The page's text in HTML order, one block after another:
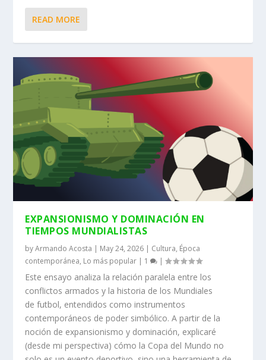
READ MORE
EXPANSIONISMO Y DOMINACIÓN EN
TIEMPOS MUNDIALISTAS
byArmando Acosta | May 24, 2026 | Cultura, Época
contemporánea, Lo más popular | 1 |
Este ensayo analiza la relación paralela entre los
conflictos armados y la historia de los Mundiales
de futbol, entendidos como instrumentos
contemporáneos de poder simbólico. A partir de la
noción de expansionismo y dominación, explicaré
(desde mi perspectiva) cómo la Copa del Mundo no